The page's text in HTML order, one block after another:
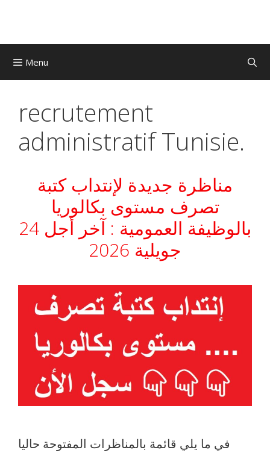
Menu
recrutement
administratif Tunisie.
مناظرة جديدة لإنتداب كتبة
تصرف مستوى بكالوريا
بالوظيفة العمومية : آخر أجل 24
جويلية 2026
في ما يلي قائمة بالمناظرات المفتوحة حاليا